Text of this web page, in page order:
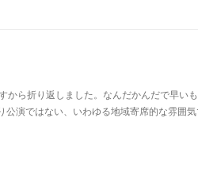
ら折り返しました。なんだかんだで早い
演ではない、いわゆる地域寄席的な雰囲